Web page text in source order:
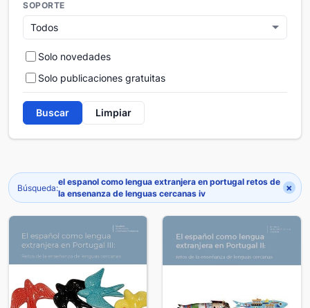
SOPORTE
Solo novedades
Solo publicaciones gratuitas
Buscar Limpiar
Búsqueda:
el espanol como lengua extranjera en portugal retos de
la ensenanza de lenguas cercanas iv
×